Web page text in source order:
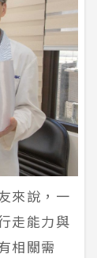
來說，一
走能力與
相關需